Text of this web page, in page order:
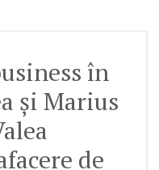
în
și Marius
de